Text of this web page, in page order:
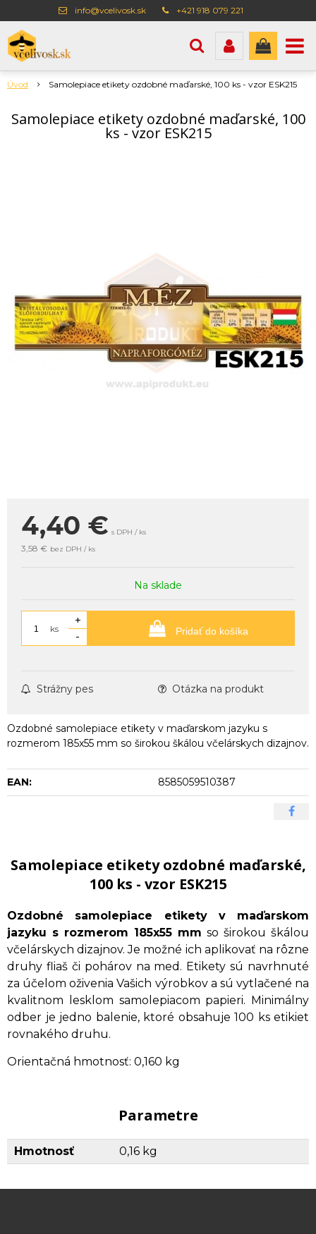
info@vcelivosk.sk +421 918 079 221
Úvod Samolepiace etikety ozdobné maďarské, 100 ks - vzor ESK215
Samolepiace etikety ozdobné maďarské, 100
ks - vzor ESK215
4,40 € s DPH / ks
3,58 € bez DPH / ks
Na sklade
ks
+
-
Pridať do košíka
Strážny pes Otázka na produkt
Ozdobné samolepiace etikety v maďarskom jazyku s
rozmerom 185x55 mm so širokou škálou včelárskych dizajnov.
EAN: 8585059510387
Samolepiace etikety ozdobné maďarské,
100 ks - vzor ESK215
Ozdobné samolepiace etikety v maďarskom
jazyku s rozmerom 185x55 mm so širokou škálou
včelárskych dizajnov. Je možné ich aplikovať na rôzne
druhy fliaš či pohárov na med. Etikety sú navrhnuté
za účelom oživenia Vašich výrobkov a sú vytlačené na
kvalitnom lesklom samolepiacom papieri. Minimálny
odber je jedno balenie, ktoré obsahuje 100 ks etikiet
rovnakého druhu.
Orientačná hmotnosť: 0,160 kg
Parametre
Hmotnosť 0,16 kg